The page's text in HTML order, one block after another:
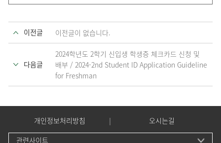
이전글 이전글이 없습니다.
다음글
2024학년도 2학기 신입생 학생증 체크카드 신청 및
배부 / 2024-2nd Student ID Application Guideline
for Freshman
개인정보처리방침
오시는길
관련사이트